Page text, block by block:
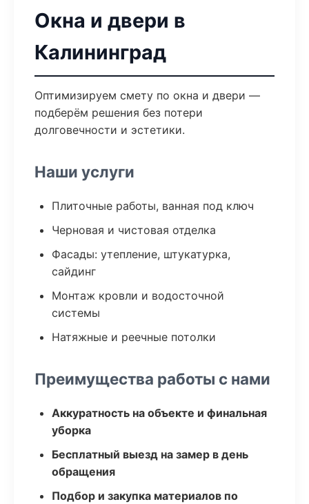
Окна и двери в
Калининград
Оптимизируем смету по окна и двери —
подберём решения без потери
долговечности и эстетики.
Наши услуги
Плиточные работы, ванная под ключ
Черновая и чистовая отделка
Фасады: утепление, штукатурка,
сайдинг
Монтаж кровли и водосточной
системы
Натяжные и реечные потолки
Преимущества работы с нами
Аккуратность на объекте и финальная
уборка
Бесплатный выезд на замер в день
обращения
Подбор и закупка материалов по